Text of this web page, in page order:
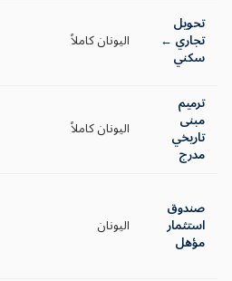
تحويل
تجاري ←
سكني
اليونان كاملاً
ترميم
مبنى
تاريخي
مدرج
اليونان كاملاً
صندوق
استثمار
مؤهل
اليونان